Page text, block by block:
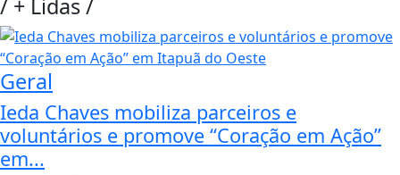
/ + Lidas/
Geral
Ieda Chaves mobiliza parceiros e
voluntários e promove “Coração em Ação”
em...